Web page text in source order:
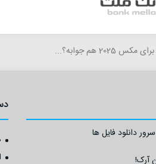
دانلود فایل ها
آرک!